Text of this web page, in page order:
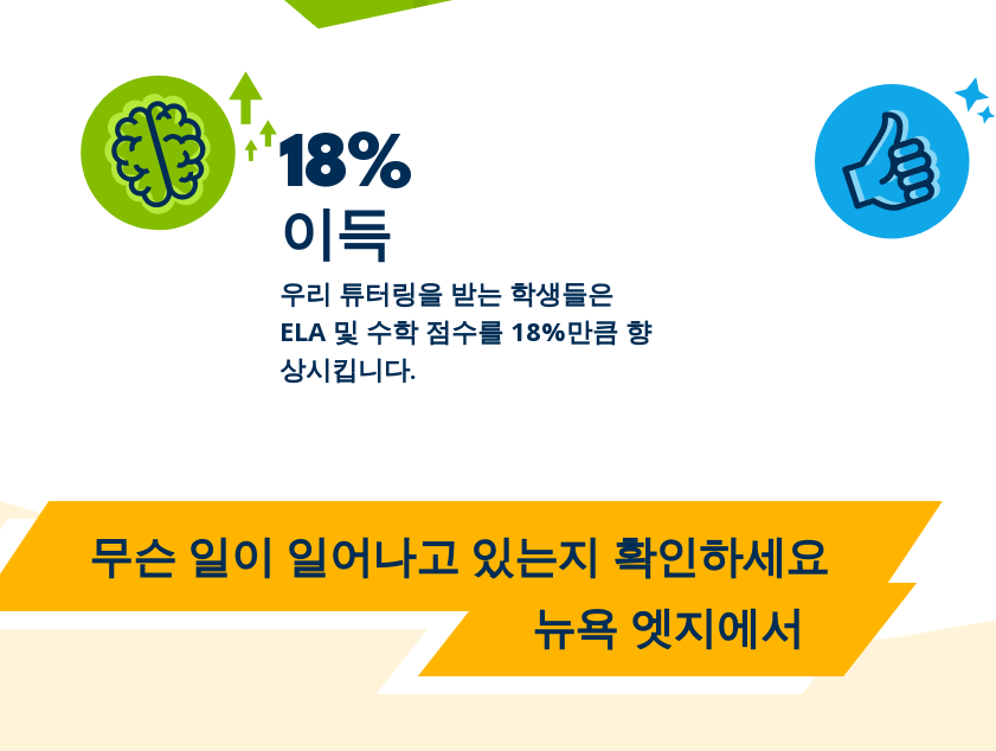
18%
이득
우리 튜터링을 받는 학생들은
ELA 및 수학 점수를 18%만큼 향
상시킵니다.
무슨 일이 일어나고 있는지 확인하세요
뉴욕 엣지에서